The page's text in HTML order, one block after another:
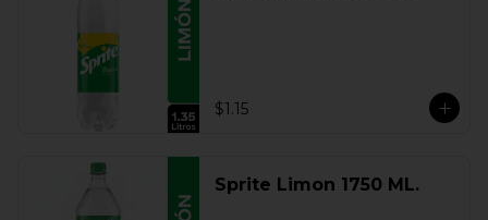
$1.15
Sprite Limon 1750 ML.